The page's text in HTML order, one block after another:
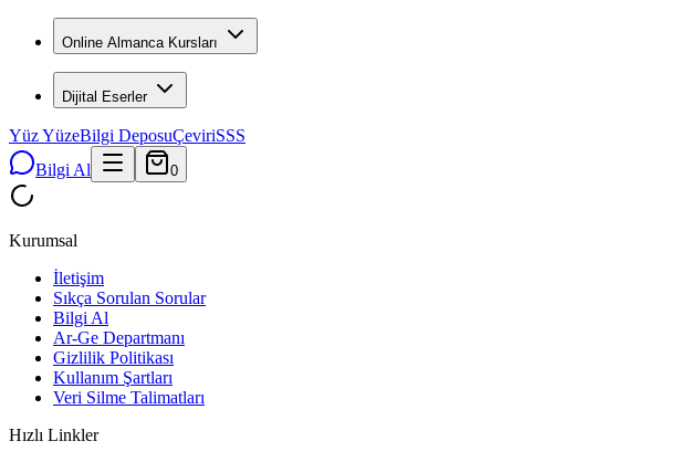
Online Almanca Kursları
Dijital Eserler
Yüz YüzeBilgi DeposuÇeviriSSS
Bilgi Al
0
Kurumsal
İletişim
Sıkça Sorulan Sorular
Bilgi Al
Ar-Ge Departmanı
Gizlilik Politikası
Kullanım Şartları
Veri Silme Talimatları
Hızlı Linkler